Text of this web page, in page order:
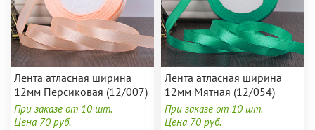
Лента атласная ширина
12мм Персиковая (12/007)
При заказе от 10 шт.
Цена 70 руб.
Лента атласная ширина
12мм Мятная (12/054)
При заказе от 10 шт.
Цена 70 руб.